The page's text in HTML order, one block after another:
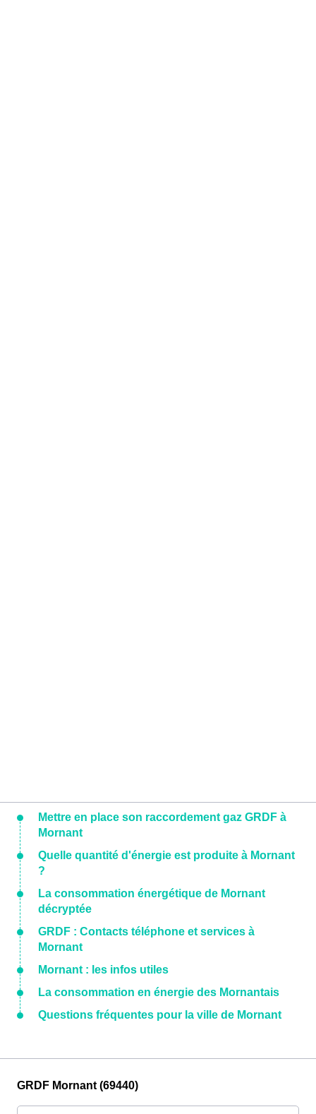
Mettre en place son raccordement gaz GRDF à
Mornant
Quelle quantité d'énergie est produite à Mornant
?
La consommation énergétique de Mornant
décryptée
GRDF : Contacts téléphone et services à
Mornant
Mornant : les infos utiles
La consommation en énergie des Mornantais
Questions fréquentes pour la ville de Mornant
GRDF Mornant (69440)